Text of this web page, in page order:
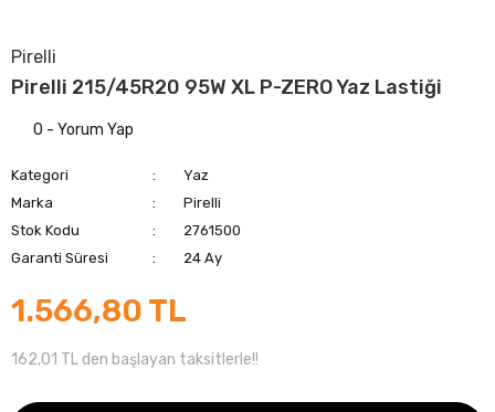
Pirelli
Pirelli 215/45R20 95W XL P-ZERO Yaz Lastiği
0 - Yorum Yap
Kategori
Yaz
Marka
Pirelli
Stok Kodu
2761500
Garanti Süresi
24 Ay
1.566,80 TL
162,01 TL den başlayan taksitlerle!!